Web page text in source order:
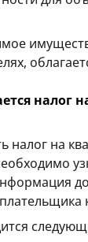
налог
налог на